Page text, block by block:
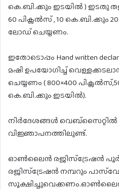
കെ.ബി.ക്കും ഇടയിൽ ) ഇടതു
60 പിക്സൽസ് , 10 കെ.ബി.ക്കും
ലോഡ് ചെയ്യണം.
ഇതോടൊപ്പം Hand written
മഷി ഉപയോഗിച്ച്
ചെയ്യണം ( 800×400
കെ.ബി.ക്കും ഇടയിൽ).
നിർദേശങ്ങൾ വെബ്സൈറ്റിൽ
വിജ്ഞാപനത്തിലുണ്ട്.
ഓൺലൈൻ രജിസ്ട്രേഷൻ
രജിസ്ട്രേഷൻ നമ്പറും
സൂക്ഷിച്ചുവെക്കണം.ഓൺലൈൻ